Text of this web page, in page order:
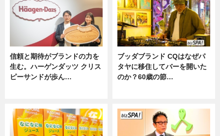
信頼と期待がブランドの力を
生む。ハーゲンダッツ クリス
ピーサンドが歩ん…
ブッダブランド CQはなぜパ
タヤに移住してバーを開いた
のか？60歳の節…